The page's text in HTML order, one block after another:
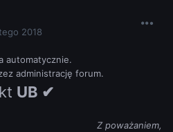
2018
automatycznie.
administrację forum.
UB ✔
Z poważaniem,